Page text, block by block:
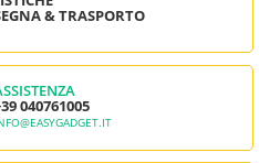
& TRASPORTO
040761005